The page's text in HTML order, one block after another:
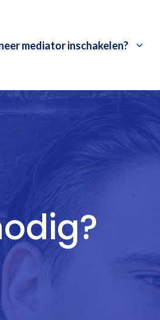
mediator inschakelen?